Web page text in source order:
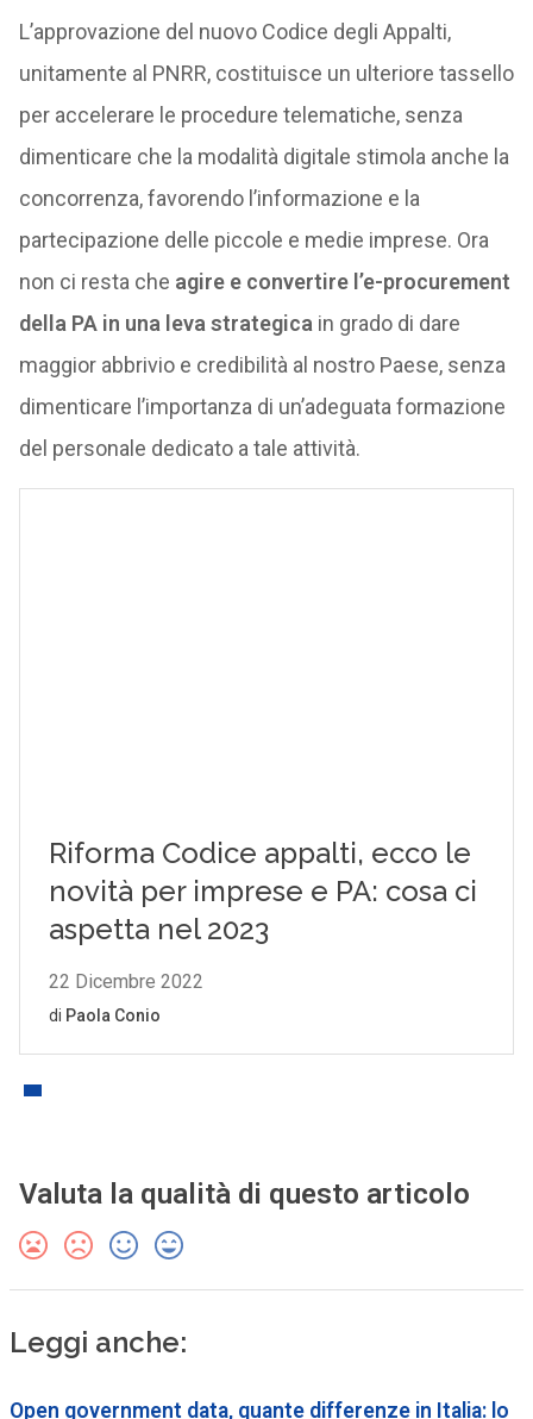
L’approvazione del nuovo Codice degli Appalti,
unitamente al PNRR, costituisce un ulteriore tassello
per accelerare le procedure telematiche, senza
dimenticare che la modalità digitale stimola anche la
concorrenza, favorendo l’informazione e la
partecipazione delle piccole e medie imprese. Ora
non ci resta che agire e convertire l’e-procurement
della PA in una leva strategica in grado di dare
maggior abbrivio e credibilità al nostro Paese, senza
dimenticare l’importanza di un’adeguata formazione
del personale dedicato a tale attività.
Valuta la qualità di questo articolo
Leggi anche:
Open government data, quante differenze in Italia: lo